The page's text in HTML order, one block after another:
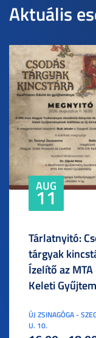
Aktuális
AUG
11
Tárlatnyitó:
tárgyak
Ízelítő az MTA
Keleti
ÚJ ZSINAGÓGA -
U. 10.